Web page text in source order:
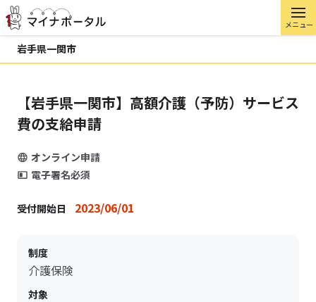
メニュー
岩手県一関市
【岩手県一関市】高額介護（予防）サービス
費の支給申請
オンライン申請
電子署名必須
受付開始日 2023/06/01
制度
介護保険
対象